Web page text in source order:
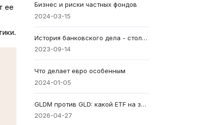
ее
Бизнес и риски частных фондов
2024-03-15
История банковского дела - столетие эволюции, открывшее завесу
2023-09-14
Что делает евро особенным
2024-01-05
GLDM против GLD: какой ETF на золото лучше для вашего портфеля?
2026-04-27